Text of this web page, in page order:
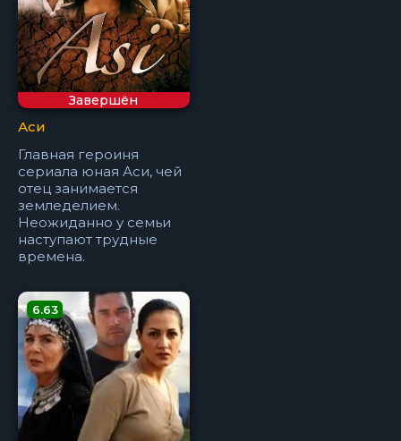
Завершён
Аси
Главная героиня
сериала юная Аси, чей
отец занимается
земледелием.
Неожиданно у семьи
наступают трудные
времена.
6.63